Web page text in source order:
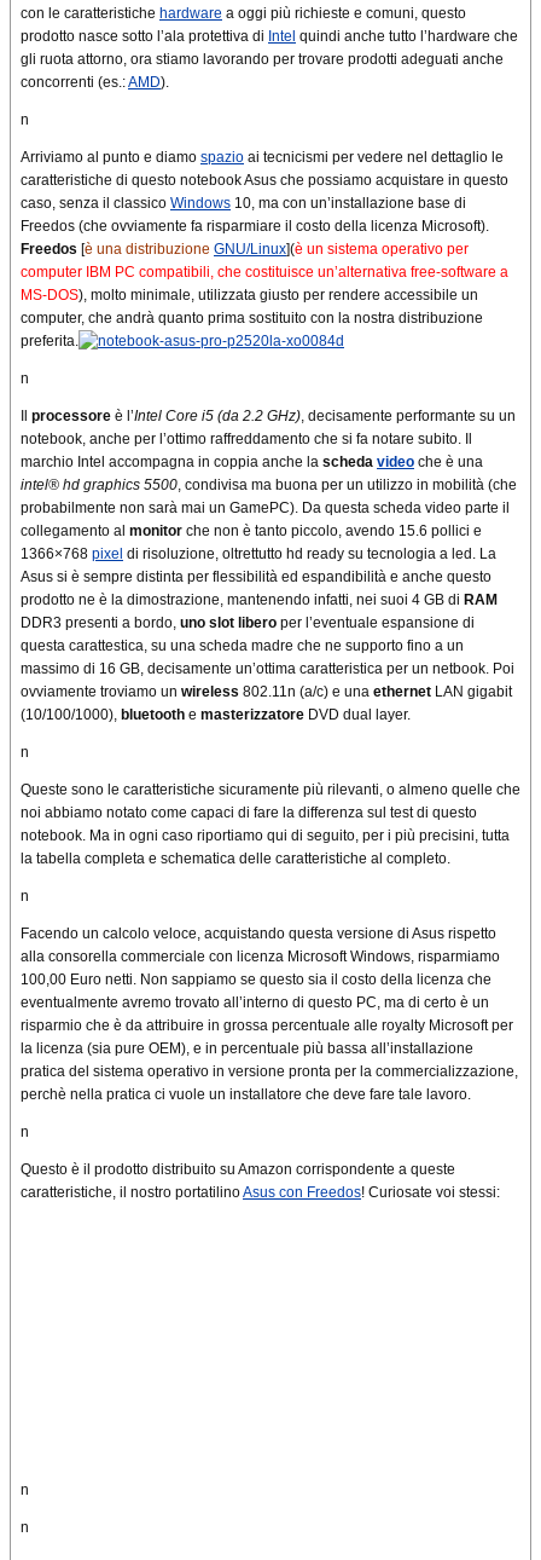
con le caratteristiche hardware a oggi più richieste e comuni, questo
prodotto nasce sotto l’ala protettiva di Intel quindi anche tutto l’hardware che
gli ruota attorno, ora stiamo lavorando per trovare prodotti adeguati anche
concorrenti (es.:AMD).
n
Arriviamo al punto e diamo spazio ai tecnicismi per vedere nel dettaglio le
caratteristiche di questo notebook Asus che possiamo acquistare in questo
caso, senza il classico Windows 10, ma con un’installazione base di
Freedos (che ovviamente fa risparmiare il costo della licenza Microsoft).
Freedos [è una distribuzione GNU/Linux](è un sistema operativo per
computer IBM PC compatibili, che costituisce un’alternativa free-software a
MS-DOS), molto minimale, utilizzata giusto per rendere accessibile un
computer, che andrà quanto prima sostituito con la nostra distribuzione
preferita.
n
processore è l’Intel Core i5 (da 2.2 GHz), decisamente performante su un
notebook, anche per l’ottimo raffreddamento che si fa notare subito. Il
marchio Intel accompagna in coppia anche la scheda video che è una
intel® hd graphics 5500, condivisa ma buona per un utilizzo in mobilità (che
probabilmente non sarà mai un GamePC). Da questa scheda video parte il
collegamento al monitor che non è tanto piccolo, avendo 15.6 pollici e
1366×768 pixel di risoluzione, oltrettutto hd ready su tecnologia a led. La
Asus si è sempre distinta per flessibilità ed espandibilità e anche questo
prodotto ne è la dimostrazione, mantenendo infatti, nei suoi 4 GB di RAM
DDR3 presenti a bordo, uno slot libero per l’eventuale espansione di
questa carattestica, su una scheda madre che ne supporto fino a un
massimo di 16 GB, decisamente un’ottima caratteristica per un netbook. Poi
ovviamente troviamo un wireless 802.11n (a/c) e una ethernet LAN gigabit
(10/100/1000), bluetooth e masterizzatore DVD dual layer.
n
Queste sono le caratteristiche sicuramente più rilevanti, o almeno quelle che
noi abbiamo notato come capaci di fare la differenza sul test di questo
notebook. Ma in ogni caso riportiamo qui di seguito, per i più precisini, tutta
la tabella completa e schematica delle caratteristiche al completo.
n
Facendo un calcolo veloce, acquistando questa versione di Asus rispetto
alla consorella commerciale con licenza Microsoft Windows, risparmiamo
100,00 Euro netti. Non sappiamo se questo sia il costo della licenza che
eventualmente avremo trovato all’interno di questo PC, ma di certo è un
risparmio che è da attribuire in grossa percentuale alle royalty Microsoft per
la licenza (sia pure OEM), e in percentuale più bassa all’installazione
pratica del sistema operativo in versione pronta per la commercializzazione,
perchè nella pratica ci vuole un installatore che deve fare tale lavoro.
n
Questo è il prodotto distribuito su Amazon corrispondente a queste
caratteristiche, il nostro portatilinoAsus con Freedos! Curiosate voi stessi:
n
n